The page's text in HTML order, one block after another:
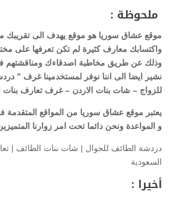
ملحوظة :
موقع عشاق سوريا هو موقع يهدف الى تقريبك
واكتسابك معارف كثيرة لم تكن تعرفها على
وذلك عن طريق مخاطبة اصدقاءك ومناقشتهم
نشير ايضا الى اننا نوفر لمستخدمينا غرف ”
للزواج – شات بنات الاردن – غرف تعارف بنات
يعتبر موقع عشاق سوريا من المواقع
و المواعدة ونحن دائما تحت امر زوارنا
دردشة الطائف للجوال | شات بنات الطائف |
السعودية
أخيرا :